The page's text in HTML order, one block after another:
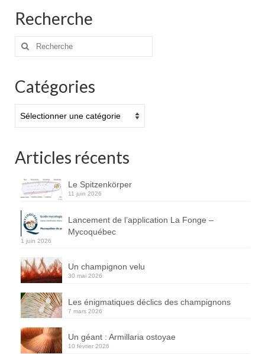
Recherche
Rechercher
Catégories
Articles récents
Le Spitzenkörper
11 juin 2026
Lancement de l’application La Fonge –
Mycoquébec
1 juin 2026
Un champignon velu
30 mai 2026
Les énigmatiques déclics des champignons
7 mars 2026
Un géant : Armillaria ostoyae
10 février 2026